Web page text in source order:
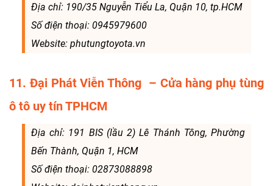
Địa chỉ: 190/35 Nguyễn Tiểu La, Quận 10, tp.HCM
Số điện thoại: 0945979600
Website: phutungtoyota.vn
11. Đại Phát Viễn Thông – Cửa hàng phụ tùng
ô tô uy tín TPHCM
Địa chỉ: 191 BIS (lầu 2) Lê Thánh Tông, Phường
Bến Thành, Quận 1, HCM
Số điện thoại: 02873088898